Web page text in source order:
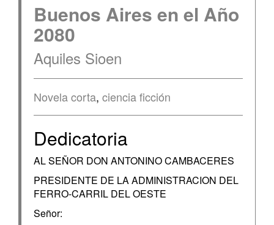
Buenos Aires en el Año
2080
Aquiles Sioen
Novela corta, ciencia ficción
Dedicatoria
AL SEÑOR DON ANTONINO CAMBACERES
PRESIDENTE DE LA ADMINISTRACION DEL
FERRO-CARRIL DEL OESTE
Señor: